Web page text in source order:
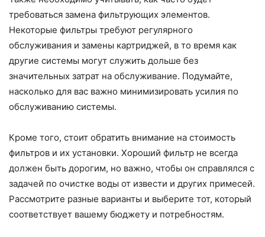
требоваться замена фильтрующих элементов.
Некоторые фильтры требуют регулярного
обслуживания и замены картриджей, в то время как
другие системы могут служить дольше без
значительных затрат на обслуживание. Подумайте,
насколько для вас важно минимизировать усилия по
обслуживанию системы.
Кроме того, стоит обратить внимание на стоимость
фильтров и их установки. Хороший фильтр не всегда
должен быть дорогим, но важно, чтобы он справлялся с
задачей по очистке воды от извести и других примесей.
Рассмотрите разные варианты и выберите тот, который
соответствует вашему бюджету и потребностям.